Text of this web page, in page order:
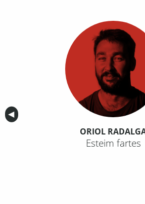
Anterior
◀︎
ORIOL
Esteim fartes